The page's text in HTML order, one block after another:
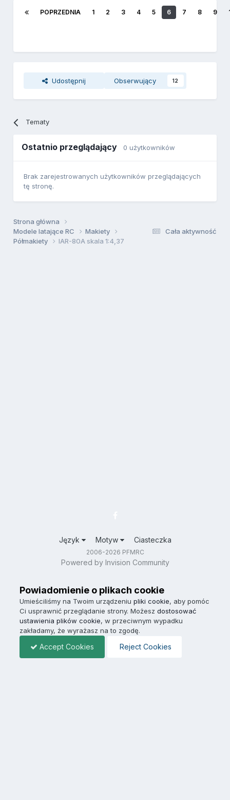
POPRZEDNIA 1 2 3 4 5 6 7 8 9
Udostępnij Obserwujący 12
Tematy
Ostatnio przeglądający 0 użytkowników
Brak zarejestrowanych użytkowników przeglądających
tę stronę.
Cała aktywność
Strona główna
Modele latające RC
Makiety
Półmakiety
IAR-80A skala 1:4,37
Język Motyw Ciasteczka
2006-2026 PFMRC
Powered by Invision Community
Powiadomienie o plikach cookie
Umieściliśmy na Twoim urządzeniu pliki cookie, aby pomóc
Ci usprawnić przeglądanie strony. Możesz dostosować
ustawienia plików cookie, w przeciwnym wypadku
zakładamy, że wyrażasz na to zgodę.
Accept Cookies Reject Cookies